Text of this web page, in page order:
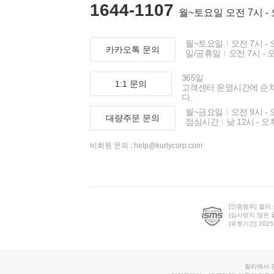
1644-1107 월~토요일 오전 7시 -
카카오톡 문의
월~토요일
오전 7시 -
일/공휴일
오전 7시 -
1:1 문의
365일
고객센터 운영시간에 순
다.
대량주문 문의
월~금요일
오전 9시 -
점심시간
낮 12시 - 오
비회원 문의 : help@kurlycorp.com
[인증범위] 컬리
(심사받지 않은
[유효기간]
컬리에서